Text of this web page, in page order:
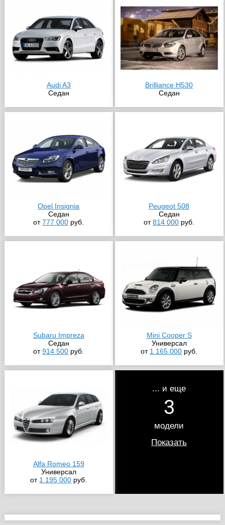
Audi A3
Седан
Brilliance H530
Седан
Opel Insignia
Седан
от777 000 руб.
Peugeot 508
Седан
от814 000 руб.
Subaru Impreza
Седан
от914 500 руб.
Mini Cooper S
Универсал
от 1 165 000 руб.
Alfa Romeo 159
Универсал
от 1 195 000 руб.
... и еще
3
модели
Показать